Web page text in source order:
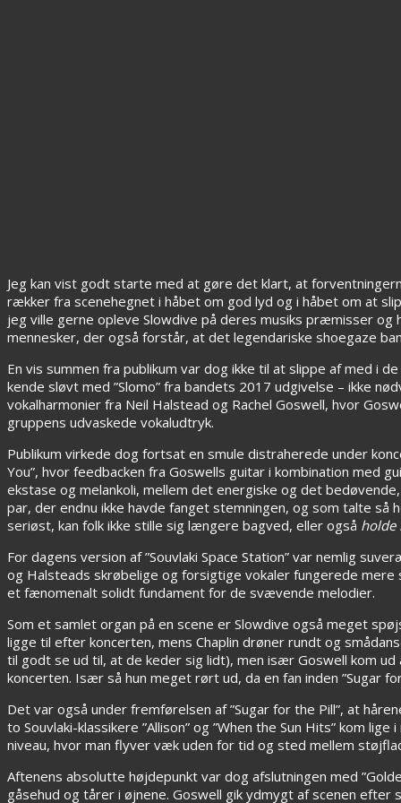
Jeg kan vist godt starte med at gøre det klart, at
rækker fra scenehegnet i håbet om god lyd og i håbet om at
jeg ville gerne opleve Slowdive på deres musiks præmisser
mennesker, der også forstår, at det legendariske shoegaze
En vis summen fra publikum var dog ikke til at slippe af med i
kende sløvt med ”Slomo” fra bandets 2017 udgivelse – ikke
vokalharmonier fra Neil Halstead og Rachel Goswell, hvor
gruppens udvaskede vokaludtryk.
Publikum virkede dog fortsat en smule distraherede under
You”, hvor feedbacken fra Goswells guitar i kombination med
ekstase og melankoli, mellem det energiske og det
par, der endnu ikke havde fanget stemningen, og som talte så
seriøst, kan folk ikke stille sig længere bagved, eller også
For dagens version af ”Souvlaki Space Station” var nemlig
og Halsteads skrøbelige og forsigtige vokaler fungerede
et fænomenalt solidt fundament for de svævende melodier.
Som et samlet organ på en scene er Slowdive også meget
ligge til efter koncerten, mens Chaplin drøner rundt og
til godt se ud til, at de keder sig lidt), men især Goswell kom
koncerten. Især så hun meget rørt ud, da en fan inden ”Sugar
Det var også under fremførelsen af ”Sugar for the Pill”, at
to Souvlaki-klassikere ”Allison” og ”When the Sun Hits” kom
niveau, hvor man flyver væk uden for tid og sted mellem
Aftenens absolutte højdepunkt var dog afslutningen med
gåsehud og tårer i øjnene. Goswell gik ydmygt af scenen